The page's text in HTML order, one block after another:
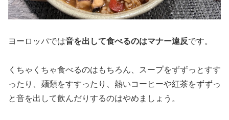
ヨーロッパでは音を出して食べるのはマナー違反です。
くちゃくちゃ食べるのはもちろん、スープをずずっとすす
ったり、麺類をすすったり、熱いコーヒーや紅茶をずずっ
と音を出して飲んだりするのはやめましょう。